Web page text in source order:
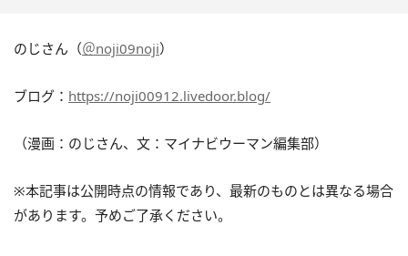
のじさん（＠noji09noji）
ブログ： https://noji00912.livedoor.blog/
（漫画：のじさん、文：マイナビウーマン編集部）
※本記事は公開時点の情報であり、最新のものとは異なる場合
があります。予めご了承ください。